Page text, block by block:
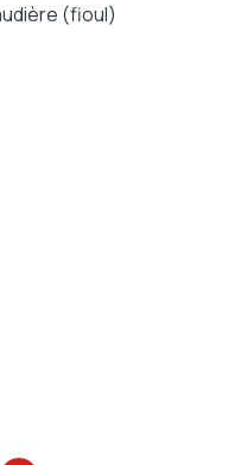
(fioul)